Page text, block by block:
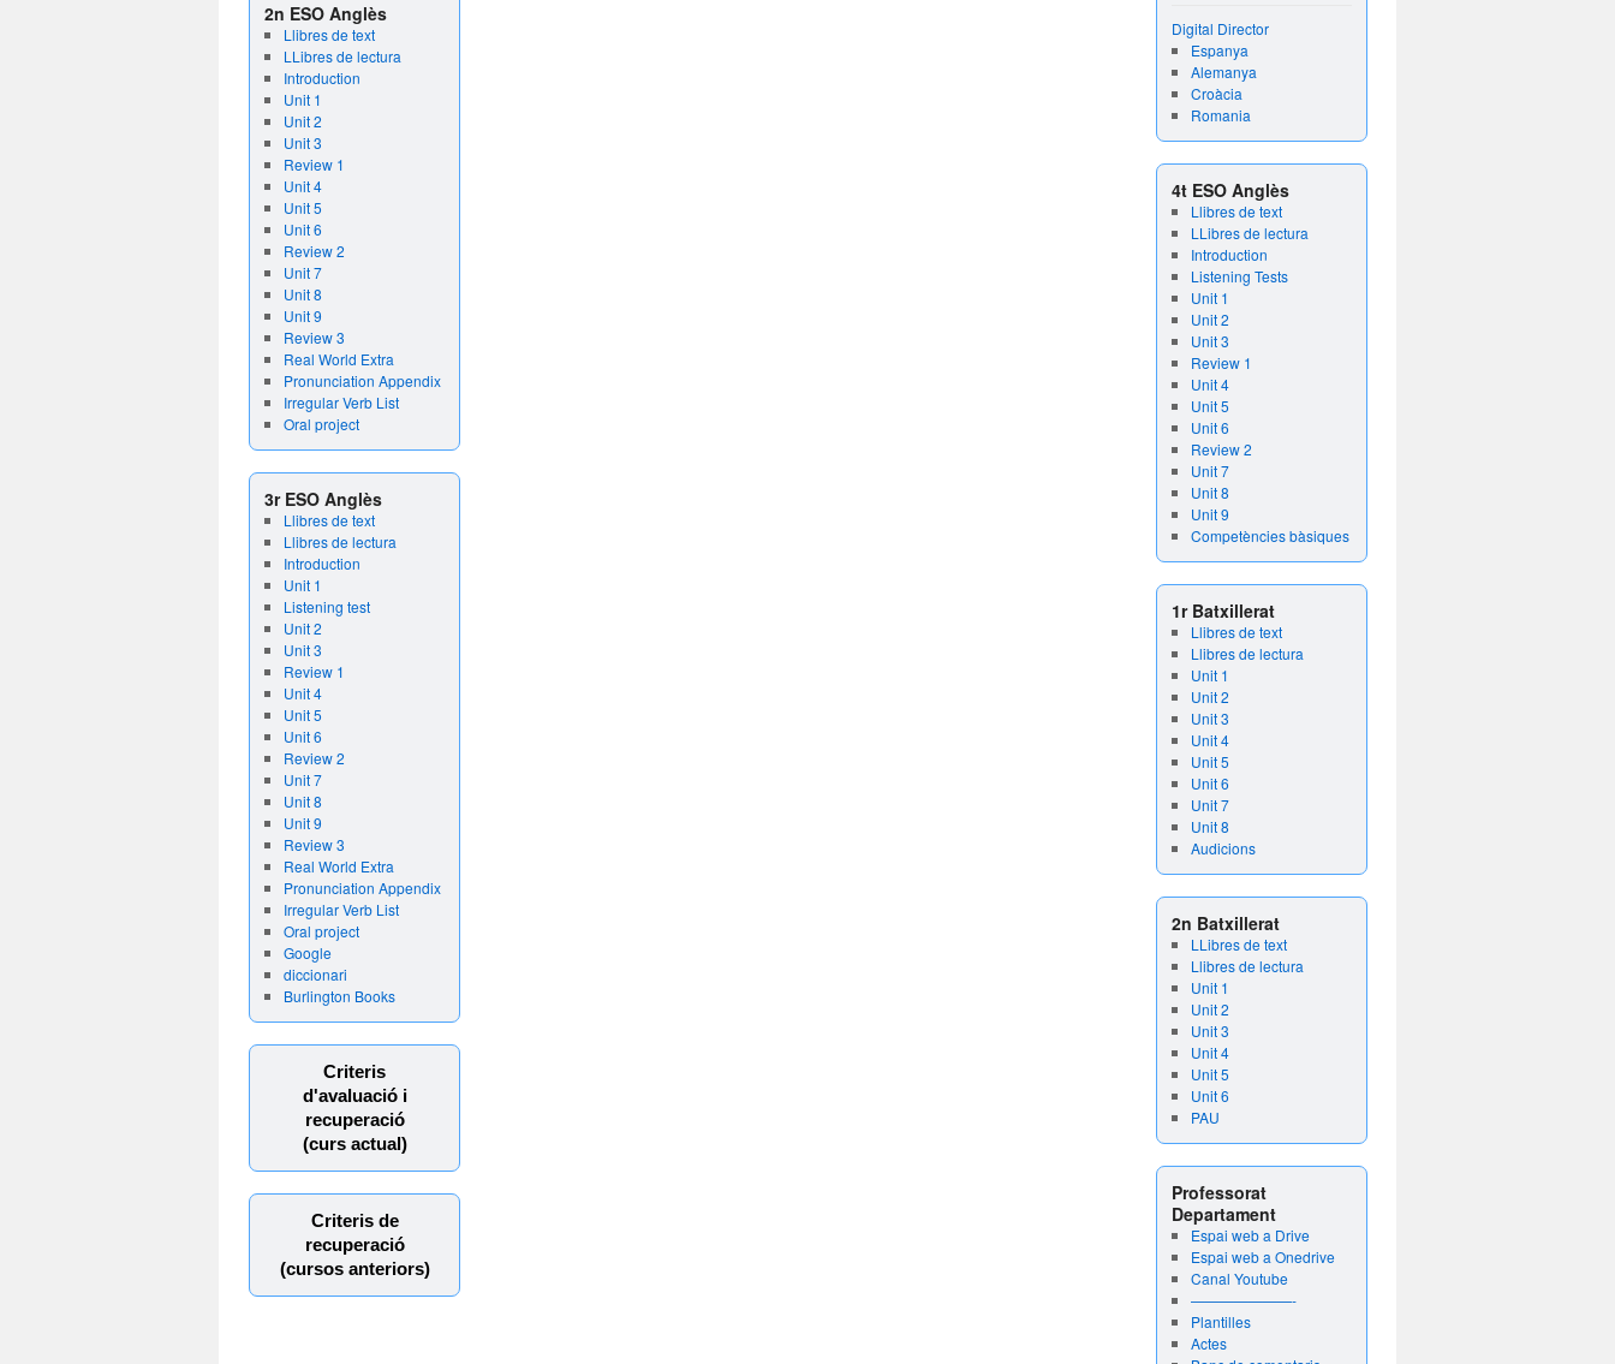
2n ESO Anglès
Llibres de text
LLibres de lectura
Introduction
Unit 1
Unit 2
Unit 3
Review 1
Unit 4
Unit 5
Unit 6
Review 2
Unit 7
Unit 8
Unit 9
Review 3
Real World Extra
Pronunciation Appendix
Irregular Verb List
Oral project
3r ESO Anglès
Llibres de text
Llibres de lectura
Introduction
Unit 1
Listening test
Unit 2
Unit 3
Review 1
Unit 4
Unit 5
Unit 6
Review 2
Unit 7
Unit 8
Unit 9
Review 3
Real World Extra
Pronunciation Appendix
Irregular Verb List
Oral project
Google
diccionari
Burlington Books
Criteris
d'avaluació i
recuperació
(curs actual)
Criteris de
recuperació
(cursos anteriors)
Digital Director
Espanya
Alemanya
Croàcia
Romania
4t ESO Anglès
Llibres de text
LLibres de lectura
Introduction
Listening Tests
Unit 1
Unit 2
Unit 3
Review 1
Unit 4
Unit 5
Unit 6
Review 2
Unit 7
Unit 8
Unit 9
Competències bàsiques
1r Batxillerat
Llibres de text
Llibres de lectura
Unit 1
Unit 2
Unit 3
Unit 4
Unit 5
Unit 6
Unit 7
Unit 8
Audicions
2n Batxillerat
LLibres de text
Llibres de lectura
Unit 1
Unit 2
Unit 3
Unit 4
Unit 5
Unit 6
PAU
Professorat
Departament
Espai web a Drive
Espai web a Onedrive
Canal Youtube
———————-
Plantilles
Actes